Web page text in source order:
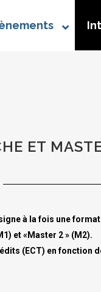
ET
à la fois une
et «Master 2 » (M2).
(ECT) en fonction